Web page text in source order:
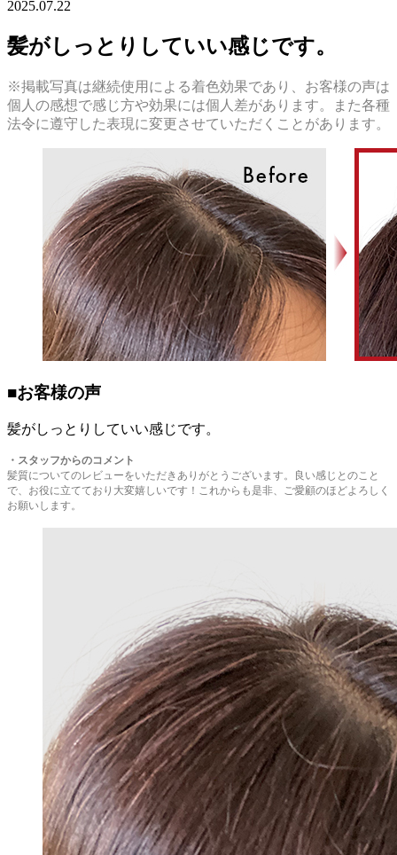
2025.07.22
髪がしっとりしていい感じです。
※掲載写真は継続使用による着色効果であり、お客様の声は
個人の感想で感じ方や効果には個人差があります。また各種
法令に遵守した表現に変更させていただくことがあります。
■お客様の声
髪がしっとりしていい感じです。
・ スタッフからのコメント
髪質についてのレビューをいただきありがとうございます。良い感じとのこと
で、お役に立てており大変嬉しいです！これからも是非、ご愛顧のほどよろしく
お願いします。